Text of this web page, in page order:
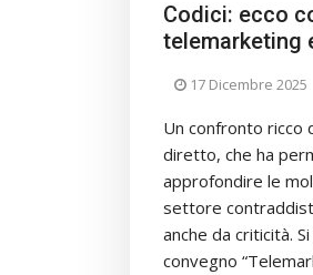
Codici: ecco
telemarketing
17 Dicembre 2025
Un confronto ricco
diretto, che ha
approfondire le
settore
anche da criticità.
convegno